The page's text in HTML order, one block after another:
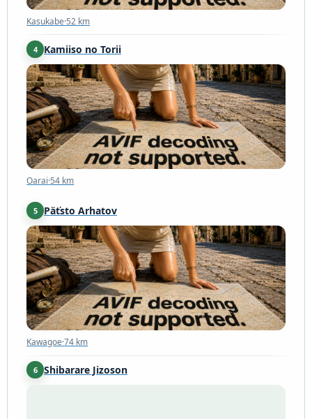
Kasukabe·52 km
4 Kamiiso no Torii
Oarai·54 km
Oarai·54 km
5 Päťsto Arhatov
Kawagoe·74 km
Kawagoe·74 km
6 Shibarare Jizoson